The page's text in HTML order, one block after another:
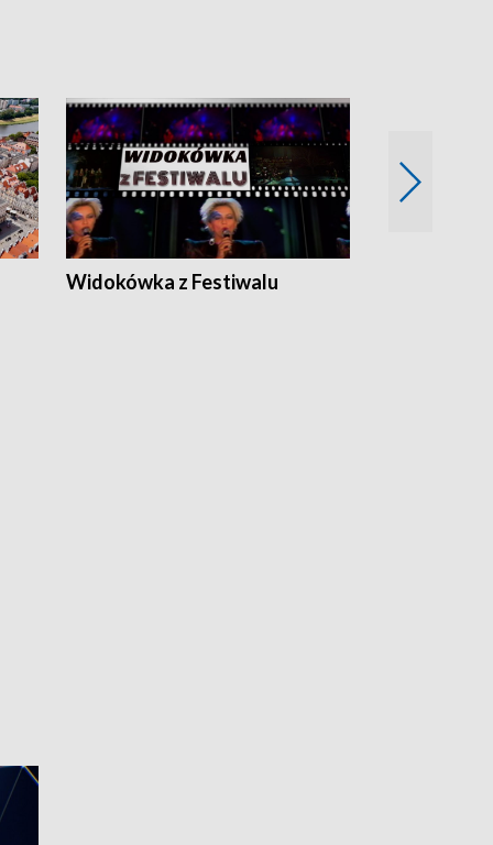
Widokówka z Festiwalu